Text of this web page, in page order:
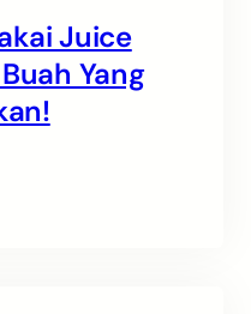
Juice
Yang